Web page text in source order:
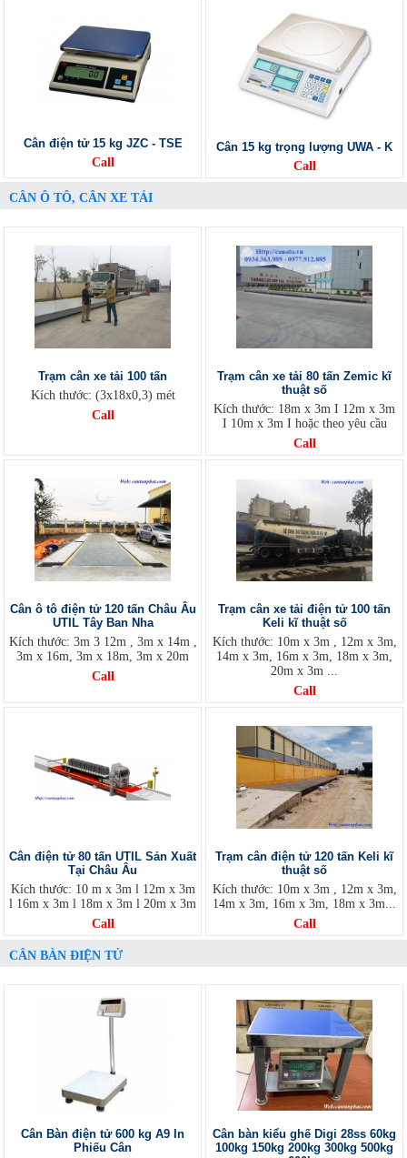
Cân điện tử 15 kg JZC - TSE
Call
Cân 15 kg trọng lượng UWA - K
Call
CÂN Ô TÔ, CÂN XE TẢI
Trạm cân xe tải 100 tấn
Kích thước: (3x18x0,3) mét
Call
Trạm cân xe tải 80 tấn Zemic kĩ
thuật số
Kích thước: 18m x 3m I 12m x 3m
I 10m x 3m I hoặc theo yêu cầu
Call
Cân ô tô điện tử 120 tấn Châu Âu
UTIL Tây Ban Nha
Kích thước: 3m 3 12m , 3m x 14m ,
3m x 16m, 3m x 18m, 3m x 20m
Call
Trạm cân xe tải điện tử 100 tấn
Keli kĩ thuật số
Kích thước: 10m x 3m , 12m x 3m,
14m x 3m, 16m x 3m, 18m x 3m,
20m x 3m ...
Call
Cân điện tử 80 tấn UTIL Sản Xuất
Tại Châu Âu
Kích thước: 10 m x 3m l 12m x 3m
l 16m x 3m l 18m x 3m l 20m x 3m
Call
Trạm cân điện tử 120 tấn Keli kĩ
thuật số
Kích thước: 10m x 3m , 12m x 3m,
14m x 3m, 16m x 3m, 18m x 3m...
Call
CÂN BÀN ĐIỆN TỬ
Cân Bàn điện tử 600 kg A9 In
Phiếu Cân
Cân bàn kiểu ghế Digi 28ss 60kg
100kg 150kg 200kg 300kg 500kg